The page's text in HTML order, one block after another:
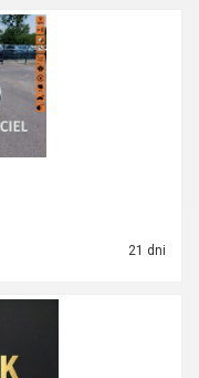
21 dni